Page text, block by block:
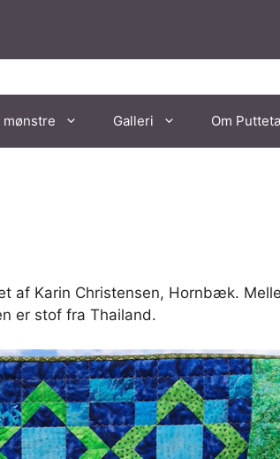
Galleri Om
af Karin Christensen, Hornbæk.
er stof fra Thailand.